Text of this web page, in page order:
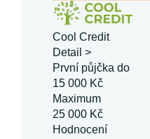
Cool Credit
Detail >
První půjčka do
15 000 Kč
Maximum
25 000 Kč
Hodnocení